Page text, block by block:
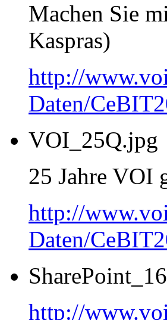
Machen Sie
Kaspras)
http://
Daten/
VOI_25Q.jpg
25 Jahre VOI
http://
Daten/
http://